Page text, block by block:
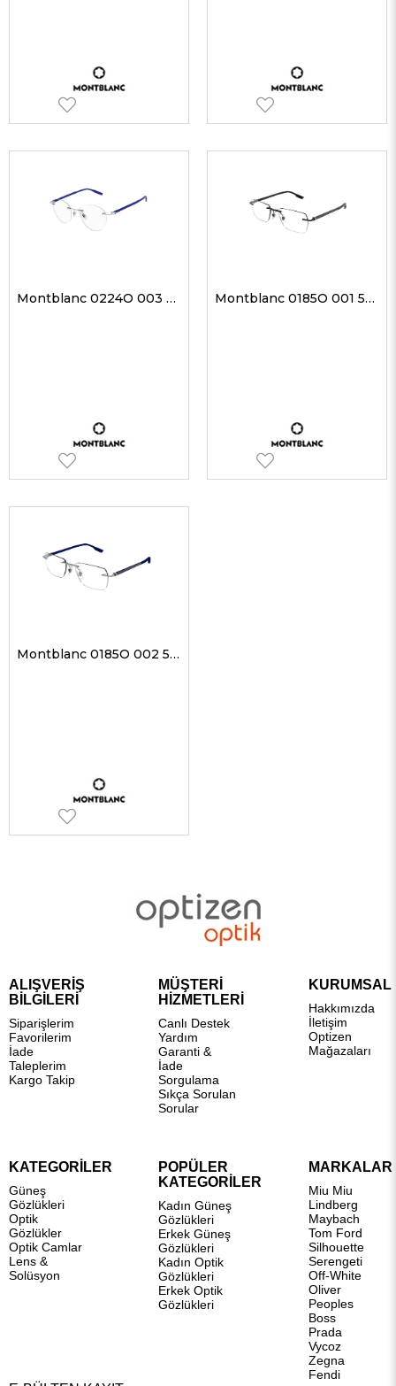
Montblanc 0224O 003 49-20 Erkek Optik Gözlükler Montblanc 0185O 001 55-19 Erkek Optik Gözlükler
Montblanc 0185O 002 55-19 Erkek Optik Gözlükler
ALIŞVERİŞ
BİLGİLERİ
Siparişlerim
Favorilerim
İade
Taleplerim
Kargo Takip
MÜŞTERİ
HİZMETLERİ
Canlı Destek
Yardım
Garanti &
İade
Sorgulama
Sıkça Sorulan
Sorular
KURUMSAL
Hakkımızda
İletişim
Optizen
Mağazaları
KATEGORİLER
Güneş
Gözlükleri
Optik
Gözlükler
Optik Camlar
Lens &
Solüsyon
POPÜLER
KATEGORİLER
Kadın Güneş
Gözlükleri
Erkek Güneş
Gözlükleri
Kadın Optik
Gözlükleri
Erkek Optik
Gözlükleri
MARKALAR
Miu Miu
Lindberg
Maybach
Tom Ford
Silhouette
Serengeti
Off-White
Oliver
Peoples
Boss
Prada
Vycoz
Zegna
Fendi